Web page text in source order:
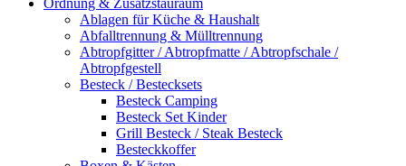
Ablagen für Küche & Haushalt
Abfalltrennung & Mülltrennung
Abtropfgitter / Abtropfmatte / Abtropfschale /
Abtropfgestell
Besteck / Bestecksets
Besteck Camping
Besteck Set Kinder
Grill Besteck / Steak Besteck
Besteckkoffer